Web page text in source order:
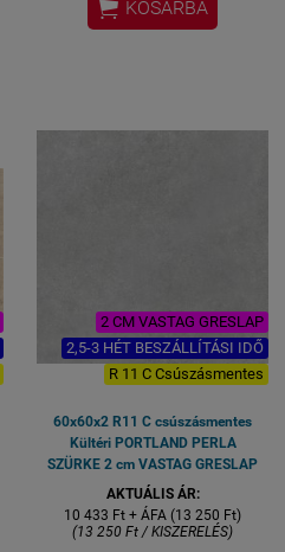
VASTAGSÁG: 2 CM
ALAPANYAG: GRES
 KOSÁRBA
2 CM VASTAG GRESLAP
2,5-3 HÉT BESZÁLLÍTÁSI IDŐ
R 11 C Csúszásmentes
60x60x2 R11 C csúszásmentes
Kültéri PORTLAND PERLA
SZÜRKE 2 cm VASTAG GRESLAP
AKTUÁLIS ÁR:
10 433 Ft + ÁFA (13 250 Ft)
(13 250 Ft / KISZERELÉS)